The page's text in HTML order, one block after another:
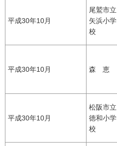
平成30年10月
尾鷲市立
矢浜小学
校
平成30年10月 森 恵
平成30年10月
松阪市立
徳和小学
校